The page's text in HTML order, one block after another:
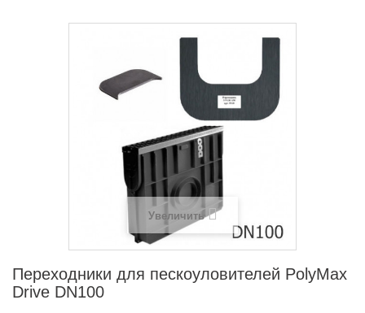
Увеличить
Переходники для пескоуловителей PolyMax
Drive DN100